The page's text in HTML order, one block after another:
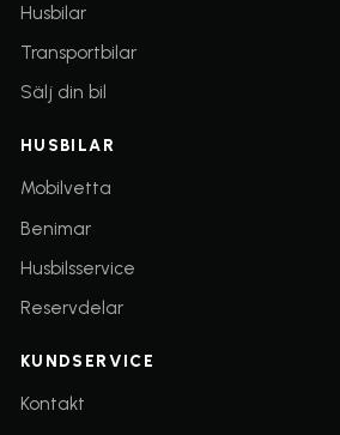
Husbilar
Transportbilar
Sälj din bil
HUSBILAR
Mobilvetta(öppnas i nytt fönster)
Benimar(öppnas i nytt fönster)
Husbilsservice
Reservdelar(öppnas i nytt fönster)
KUNDSERVICE
Kontakt